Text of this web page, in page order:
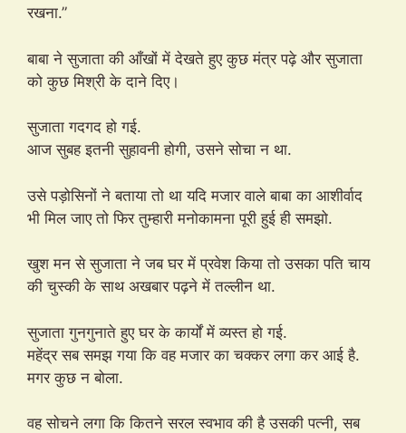
रखना.”
बाबा ने सुजाता की आँखों में देखते हुए कुछ मंत्र पढ़े और सुजाता
को कुछ मिश्री के दाने दिए।
सुजाता गदगद हो गई.
आज सुबह इतनी सुहावनी होगी, उसने सोचा न था.
उसे पड़ोसिनों ने बताया तो था यदि मजार वाले बाबा का आशीर्वाद
भी मिल जाए तो फिर तुम्हारी मनोकामना पूरी हुई ही समझो.
खुश मन से सुजाता ने जब घर में प्रवेश किया तो उसका पति चाय
की चुस्की के साथ अखबार पढ़ने में तल्लीन था.
सुजाता गुनगुनाते हुए घर के कार्यों में व्यस्त हो गई.
महेंद्र सब समझ गया कि वह मजार का चक्कर लगा कर आई है.
मगर कुछ न बोला.
वह सोचने लगा कि कितने सरल स्वभाव की है उसकी पत्नी, सब